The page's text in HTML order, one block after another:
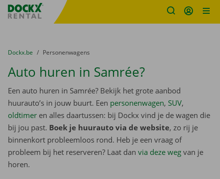
Fratello DEMO
U bevindt zich hier:
van
Dockx.be naar
Personenwagens
Auto huren in Samrée?
Een auto huren in Samrée? Bekijk het grote aanbod
huurauto’s in jouw buurt. Een personenwagen, SUV,
oldtimer en alles daartussen: bij Dockx vind je de wagen die
bij jou past. Boek je huurauto via de website, zo rij je
binnenkort probleemloos rond. Heb je een vraag of
probleem bij het reserveren? Laat dan via deze weg van je
horen.